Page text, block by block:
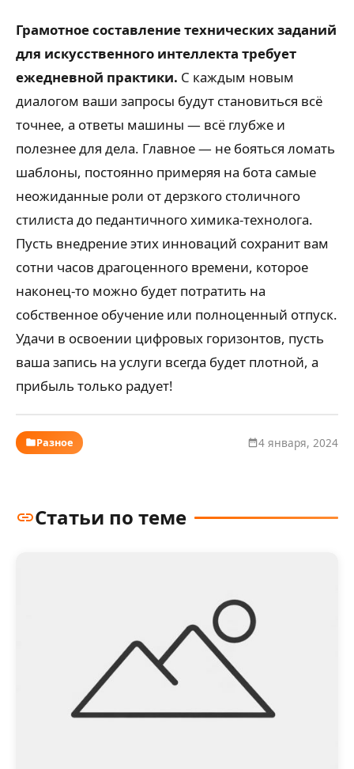
Грамотное составление технических заданий
для искусственного интеллекта требует
ежедневной практики. С каждым новым
диалогом ваши запросы будут становиться всё
точнее, а ответы машины — всё глубже и
полезнее для дела. Главное — не бояться ломать
шаблоны, постоянно примеряя на бота самые
неожиданные роли от дерзкого столичного
стилиста до педантичного химика-технолога.
Пусть внедрение этих инноваций сохранит вам
сотни часов драгоценного времени, которое
наконец-то можно будет потратить на
собственное обучение или полноценный отпуск.
Удачи в освоении цифровых горизонтов, пусть
ваша запись на услуги всегда будет плотной, а
прибыль только радует!
Разное 4 января, 2024
Статьи по теме